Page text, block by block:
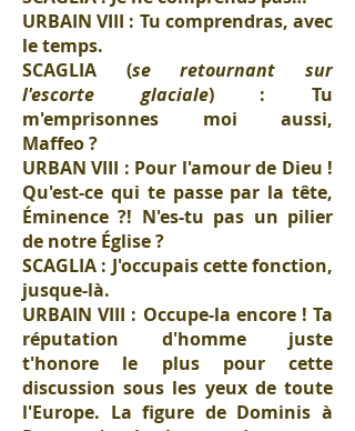
URBAIN VIII : Tu comprendras, avec
le temps.
SCAGLIA (se retournant sur
l'escorte glaciale) : Tu
m'emprisonnes moi aussi,
Maffeo ?
URBAN VIII : Pour l'amour de Dieu !
Qu'est-ce qui te passe par la tête,
Éminence ?! N'es-tu pas un pilier
de notre Église ?
SCAGLIA : J'occupais cette fonction,
jusque-là.
URBAIN VIII : Occupe-la encore ! Ta
réputation d'homme juste
t'honore le plus pour cette
discussion sous les yeux de toute
l'Europe. La figure de Dominis à